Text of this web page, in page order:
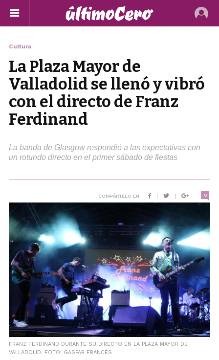
Cultura
La Plaza Mayor de
Valladolid se llenó y vibró
con el directo de Franz
Ferdinand
La banda de Glasgow respondió a las expectativas con
un rotundo directo en el primer sábado de fiestas
COMPÁRTELO EN: | | 0
FRANZ FERDINAND DURANTE SU DIRECTO EN LA PLAZA MAYOR DE
VALLADOLID. FOTO: GASPAR FRANCÉS